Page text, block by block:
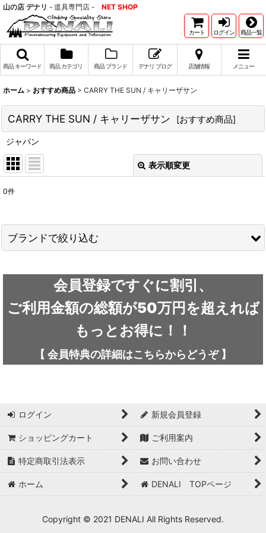
山の店 デナリ - 道具専門店 - NET SHOP
カート ログイン 商品一覧
商品 キーワード 商品 カテゴリ 商品 ブランド デナリ ブログ 店舗情報 メニュー
ホーム > おすすめ商品 > CARRY THE SUN / キャリーザサン
CARRY THE SUN / キャリーザサン [おすすめ商品]
ジャパン
表示順変更
並び順
0件
ブランドで絞り込む
outdoor element / アウトドアエレメント
AKLIMA / アクリマ
adidas FIVE TEN / アディダス ファイブテン
Atlas / アトラス
ARAI TENT(RIPEN) / アライテント(ライペン)
UNPARALLEL / アンパラレル
会員登録ですぐに割引、
ご利用金額の総額が50万円を超えれば
もっとお得に！！
【 会員特典の詳細はこちらから どうぞ】
ログイン 新規会員登録
ショッピングカート ご利用案内
特定商取引法表示 お問い合わせ
ホーム DENALI TOPページ
Copyright © 2021 DENALI All Rights Reserved.